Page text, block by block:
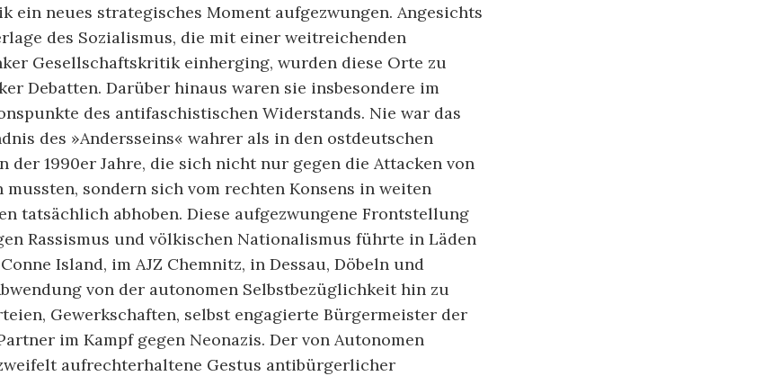
ein neues strategisches Moment aufgezwungen. Angesichts
des Sozialismus, die mit einer weitreichenden
Gesellschaftskritik einherging, wurden diese Orte zu
Debatten. Darüber hinaus waren sie insbesondere im
des antifaschistischen Widerstands. Nie war das
des »Andersseins« wahrer als in den ostdeutschen
der 1990er Jahre, die sich nicht nur gegen die Attacken von
mussten, sondern sich vom rechten Konsens in weiten
tatsächlich abhoben. Diese aufgezwungene Frontstellung
Rassismus und völkischen Nationalismus führte in Läden
Island, im AJZ Chemnitz, in Dessau, Döbeln und
von der autonomen Selbstbezüglichkeit hin zu
Gewerkschaften, selbst engagierte Bürgermeister der
im Kampf gegen Neonazis. Der von Autonomen
aufrechterhaltene Gestus antibürgerlicher